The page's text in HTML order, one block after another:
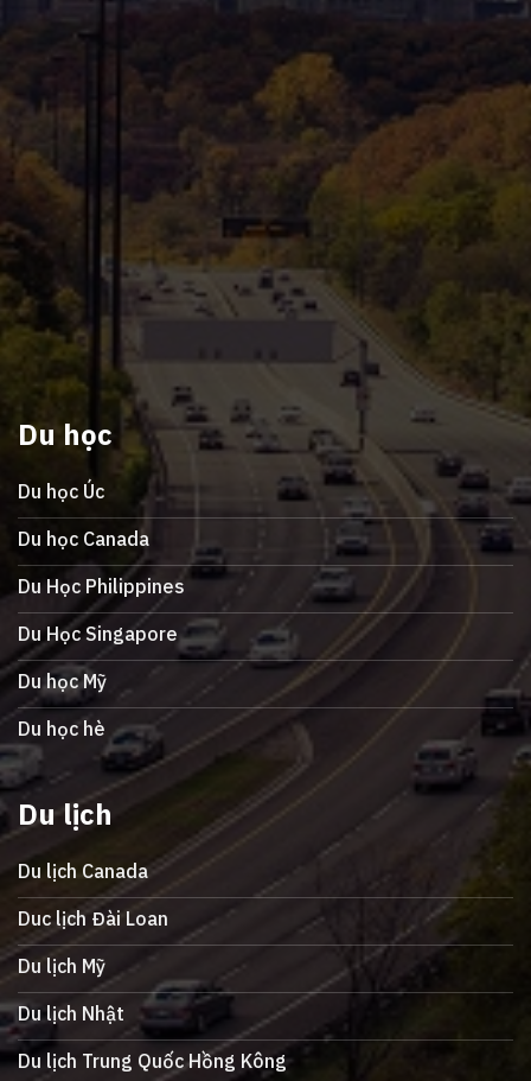
Du học
Du học Úc
Du học Canada
Du Học Philippines
Du Học Singapore
Du học Mỹ
Du học hè
Du lịch
Du lịch Canada
Duc lịch Đài Loan
Du lịch Mỹ
Du lịch Nhật
Du lịch Trung Quốc Hồng Kông